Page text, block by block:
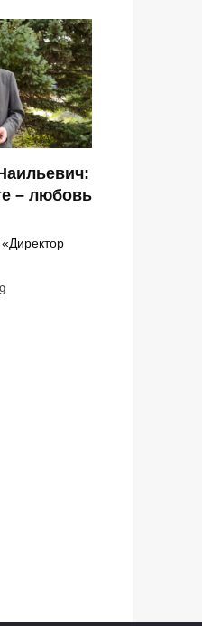
– любовь